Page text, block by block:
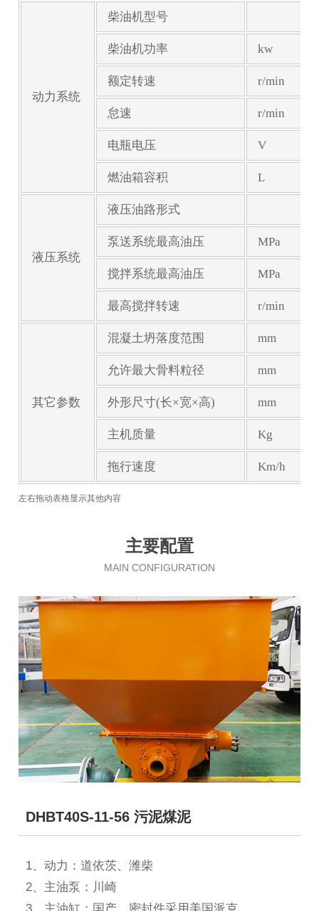
动力系统
柴油机型号
柴油机功率 kw
额定转速 r/min
怠速 r/min
电瓶电压 V
燃油箱容积 L
液压系统
液压油路形式
泵送系统最高油压 MPa
搅拌系统最高油压 MPa
最高搅拌转速 r/min
其它参数
混凝土坍落度范围 mm
允许最大骨料粒径 mm
外形尺寸(长×宽×高) mm
主机质量 Kg
拖行速度 Km/h
左右拖动表格显示其他内容
主要配置
MAIN CONFIGURATION
DHBT40S-11-56 污泥煤泥
1、动力：道依茨、潍柴
2、主油泵：川崎